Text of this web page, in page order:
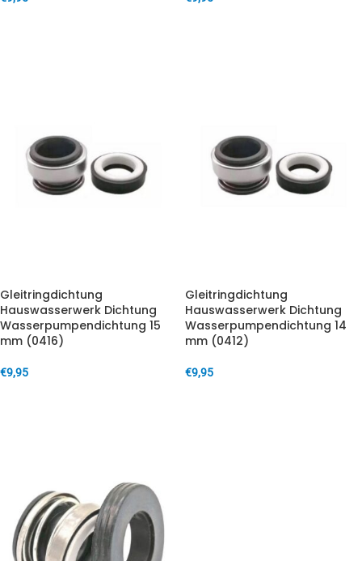
Gleitringdichtung
Hauswasserwerk Dichtung
Wasserpumpendichtung 15
mm (0416)
€9,95
Gleitringdichtung
Hauswasserwerk Dichtung
Wasserpumpendichtung 14
mm (0412)
€9,95